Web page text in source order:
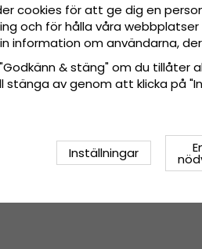
cookies för att ge dig en
och för hålla våra
information om användarna,
& stäng" om du tillåter
stänga av genom att klicka på
Inställningar